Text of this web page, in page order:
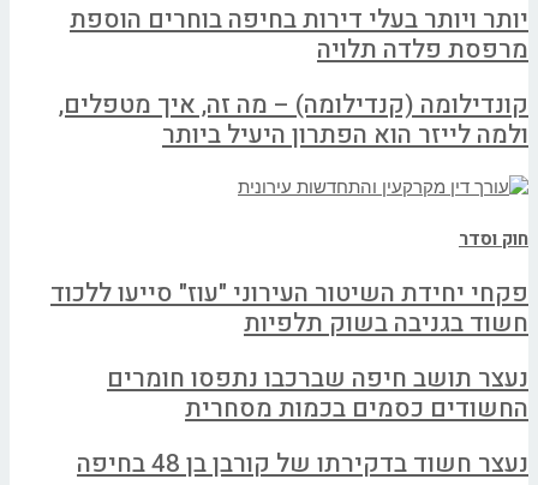
יותר ויותר בעלי דירות בחיפה בוחרים הוספת
מרפסת פלדה תלויה
קונדילומה (קנדילומה) – מה זה, איך מטפלים,
ולמה לייזר הוא הפתרון היעיל ביותר
חוק וסדר
פקחי יחידת השיטור העירוני "עוז" סייעו ללכוד
חשוד בגניבה בשוק תלפיות
נעצר תושב חיפה שברכבו נתפסו חומרים
החשודים כסמים בכמות מסחרית
נעצר חשוד בדקירתו של קורבן בן 48 בחיפה